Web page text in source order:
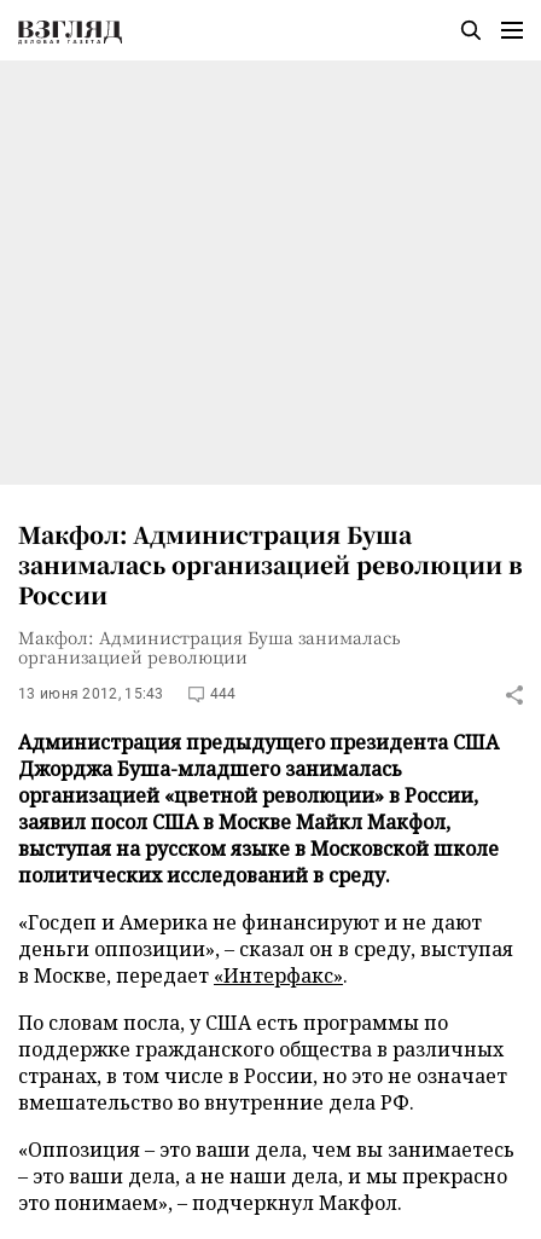
Макфол: Администрация Буша
занималась организацией революции в
России
Макфол: Администрация Буша занималась
организацией революции
13 июня 2012, 15:43 444
Администрация предыдущего президента США
Джорджа Буша-младшего занималась
организацией «цветной революции» в России,
заявил посол США в Москве Майкл Макфол,
выступая на русском языке в Московской школе
политических исследований в среду.
«Госдеп и Америка не финансируют и не дают
деньги оппозиции», – сказал он в среду, выступая
в Москве, передает «Интерфакс».
По словам посла, у США есть программы по
поддержке гражданского общества в различных
странах, в том числе в России, но это не означает
вмешательство во внутренние дела РФ.
«Оппозиция – это ваши дела, чем вы занимаетесь
– это ваши дела, а не наши дела, и мы прекрасно
это понимаем», – подчеркнул Макфол.